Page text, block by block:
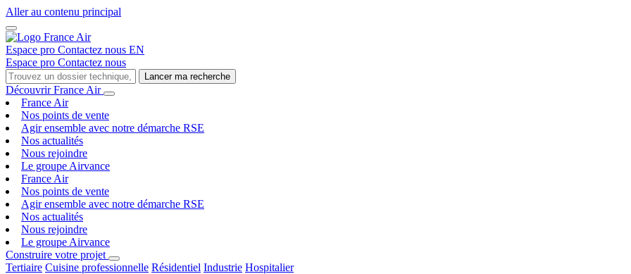
Aller au contenu principal
Espace pro Contactez nous EN
Espace pro Contactez nous
Lancer ma recherche
Découvrir France Air
France Air
Nos points de vente
Agir ensemble avec notre démarche RSE
Nos actualités
Nous rejoindre
Le groupe Airvance
France Air
Nos points de vente
Agir ensemble avec notre démarche RSE
Nos actualités
Nous rejoindre
Le groupe Airvance
Construire votre projet
Tertiaire Cuisine professionnelle Résidentiel Industrie Hospitalier